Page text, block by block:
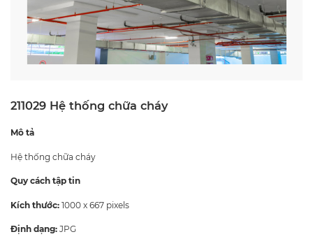
211029 Hệ thống chữa cháy
Mô tả
Hệ thống chữa cháy
Quy cách tập tin
Kích thước: 1000 x 667 pixels
Định dạng: JPG